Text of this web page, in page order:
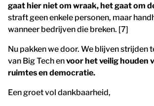
gaat hier niet om wraak, het gaat om
straft geen enkele personen, maar
wanneer bedrijven die breken. [7]
Nu pakken we door. We blijven strijden
van Big Tech envoor het veilig houden
ruimtes en democratie.
Een groet vol dankbaarheid,